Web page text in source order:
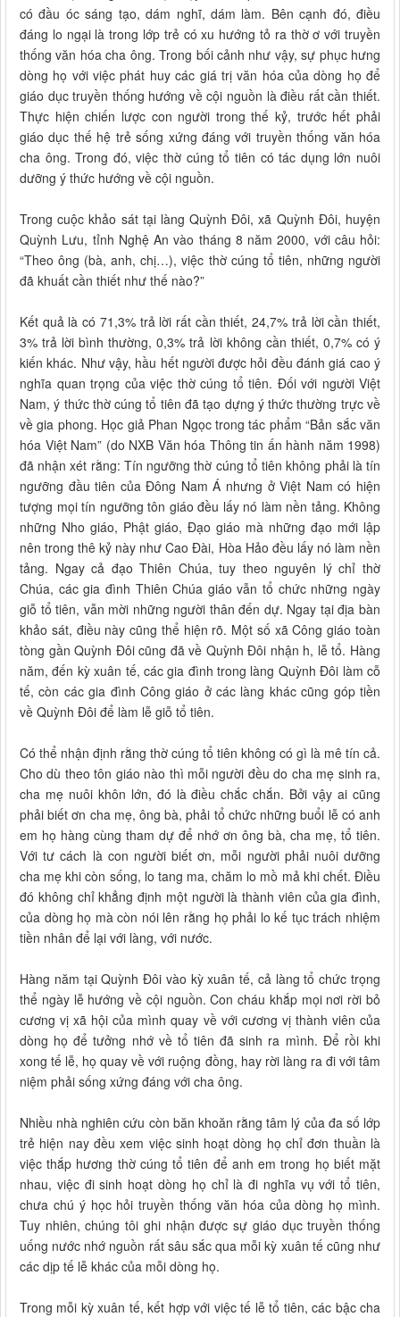
có đầu óc sáng tạo, dám nghĩ, dám làm. Bên cạnh đó, điều
đáng lo ngại là trong lớp trẻ có xu hướng tỏ ra thờ ơ với truyền
thống văn hóa cha ông. Trong bối cảnh như vậy, sự phục hưng
dòng họ với việc phát huy các giá trị văn hóa của dòng họ để
giáo dục truyền thống hướng về cội nguồn là điều rất cần thiết.
Thực hiện chiến lược con người trong thế kỷ, trước hết phải
giáo dục thế hệ trẻ sống xứng đáng với truyền thống văn hóa
cha ông. Trong đó, việc thờ cúng tổ tiên có tác dụng lớn nuôi
dưỡng ý thức hướng về cội nguồn.
Trong cuộc khảo sát tại làng Quỳnh Đôi, xã Quỳnh Đôi, huyện
Quỳnh Lưu, tỉnh Nghệ An vào tháng 8 năm 2000, với câu hỏi:
“Theo ông (bà, anh, chị…), việc thờ cúng tổ tiên, những người
đã khuất cần thiết như thế nào?”
Kết quả là có 71,3% trả lời rất cần thiết, 24,7% trả lời cần thiết,
3% trả lời bình thường, 0,3% trả lời không cần thiết, 0,7% có ý
kiến khác. Như vậy, hầu hết người được hỏi đều đánh giá cao ý
nghĩa quan trọng của việc thờ cúng tổ tiên. Đối với người Việt
Nam, ý thức thờ cúng tổ tiên đã tạo dựng ý thức thường trực về
về gia phong. Học giả Phan Ngọc trong tác phẩm “Bản sắc văn
hóa Việt Nam” (do NXB Văn hóa Thông tin ấn hành năm 1998)
đã nhận xét rằng: Tín ngưỡng thờ cúng tổ tiên không phải là tín
ngưỡng đầu tiên của Đông Nam Á nhưng ở Việt Nam có hiện
tượng mọi tín ngưỡng tôn giáo đều lấy nó làm nền tảng. Không
những Nho giáo, Phật giáo, Đạo giáo mà những đạo mới lập
nên trong thê kỷ này như Cao Đài, Hòa Hảo đều lấy nó làm nền
tảng. Ngay cả đạo Thiên Chúa, tuy theo nguyên lý chỉ thờ
Chúa, các gia đình Thiên Chúa giáo vẫn tổ chức những ngày
giỗ tổ tiên, vẫn mời những người thân đến dự. Ngay tại địa bàn
khảo sát, điều này cũng thể hiện rõ. Một số xã Công giáo toàn
tòng gần Quỳnh Đôi cũng đã về Quỳnh Đôi nhận h, lễ tổ. Hàng
năm, đến kỳ xuân tế, các gia đình trong làng Quỳnh Đôi làm cỗ
tế, còn các gia đình Công giáo ở các làng khác cũng góp tiền
về Quỳnh Đôi để làm lễ giỗ tổ tiên.
Có thể nhận định rằng thờ cúng tổ tiên không có gì là mê tín cả.
Cho dù theo tôn giáo nào thì mỗi người đều do cha mẹ sinh ra,
cha mẹ nuôi khôn lớn, đó là điều chắc chắn. Bởi vậy ai cũng
phải biết ơn cha mẹ, ông bà, phải tổ chức những buổi lễ có anh
em họ hàng cùng tham dự để nhớ ơn ông bà, cha mẹ, tổ tiên.
Với tư cách là con người biết ơn, mỗi người phải nuôi dưỡng
cha mẹ khi còn sống, lo tang ma, chăm lo mồ mả khi chết. Điều
đó không chỉ khẳng định một người là thành viên của gia đình,
của dòng họ mà còn nói lên rằng họ phải lo kế tục trách nhiệm
tiền nhân để lại với làng, với nước.
Hàng năm tại Quỳnh Đôi vào kỳ xuân tế, cả làng tổ chức trọng
thể ngày lễ hướng về cội nguồn. Con cháu khắp mọi nơi rời bỏ
cương vị xã hội của mình quay về với cương vị thành viên của
dòng họ để tưởng nhớ về tổ tiên đã sinh ra mình. Để rồi khi
xong tế lễ, họ quay về với ruộng đồng, hay rời làng ra đi với tâm
niệm phải sống xứng đáng với cha ông.
Nhiều nhà nghiên cứu còn băn khoăn rằng tâm lý của đa số lớp
trẻ hiện nay đều xem việc sinh hoạt dòng họ chỉ đơn thuần là
việc thắp hương thờ cúng tổ tiên để anh em trong họ biết mặt
nhau, việc đi sinh hoạt dòng họ chỉ là đi nghĩa vụ với tổ tiên,
chưa chú ý học hỏi truyền thống văn hóa của dòng họ mình.
Tuy nhiên, chúng tôi ghi nhận được sự giáo dục truyền thống
uống nước nhớ nguồn rất sâu sắc qua mỗi kỳ xuân tế cũng như
các dịp tế lễ khác của mỗi dòng họ.
Trong mỗi kỳ xuân tế, kết hợp với việc tế lễ tổ tiên, các bậc cha